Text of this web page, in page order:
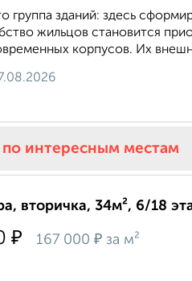
группа зданий: здесь
жильцов становится
корпусов. Их
интересным местам
вторичка, 34м², 6/18
₽ 167 000 ₽ за м²